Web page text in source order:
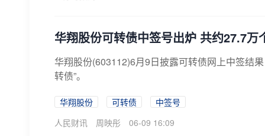
华翔股份可转债中签号出炉 共约27.7万
华翔股份(603112)6月9日披露可转债网上中签结
转债”。
华翔股份 可转债
中签号
人民财讯
周映彤 06-09 16:09